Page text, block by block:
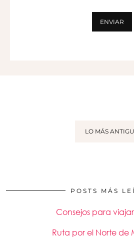
ENVIAR
LO MÁS
POSTS MÁS
Consejos para
Ruta por el Norte de